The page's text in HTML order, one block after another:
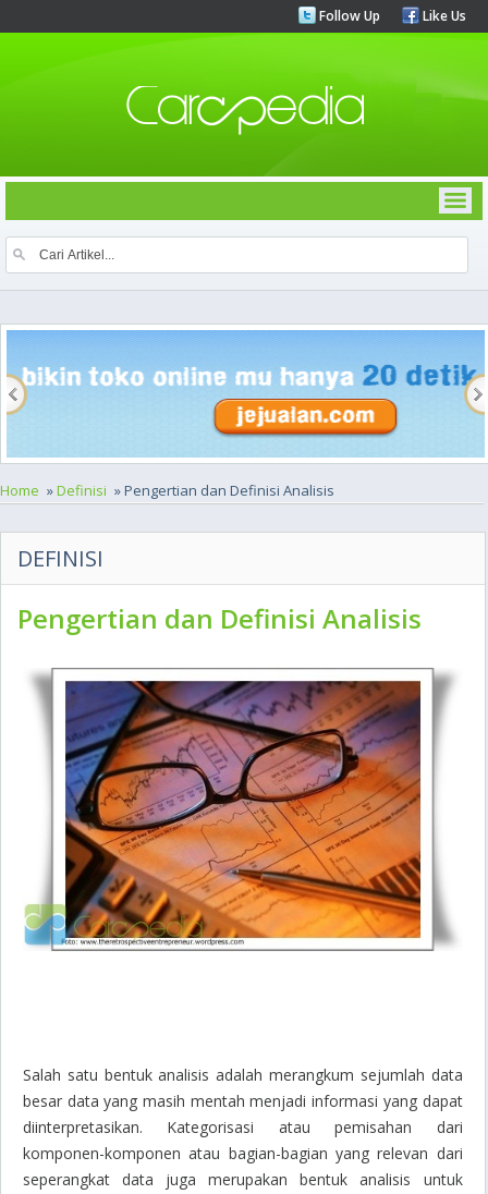
Follow Up Like Us
Home »Definisi » Pengertian dan Definisi Analisis
DEFINISI
Pengertian dan Definisi Analisis
Salah satu bentuk analisis adalah merangkum sejumlah data
besar data yang masih mentah menjadi informasi yang dapat
diinterpretasikan. Kategorisasi atau pemisahan dari
komponen-komponen atau bagian-bagian yang relevan dari
seperangkat data juga merupakan bentuk analisis untuk